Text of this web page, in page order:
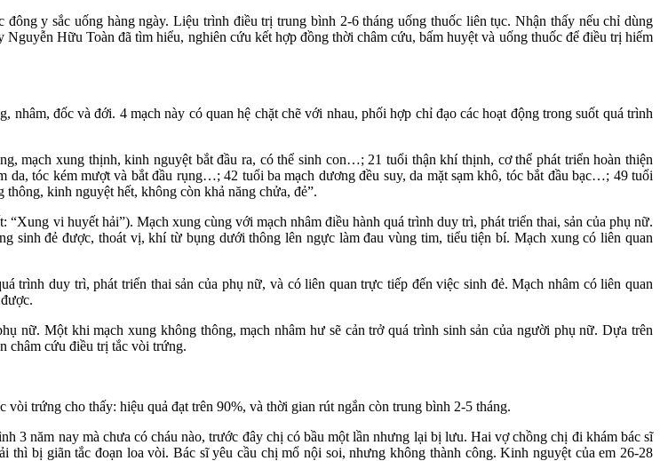
y sắc uống hàng ngày. Liệu trình điều trị trung bình 2-6 tháng uống thuốc liên tục. Nhận thấy nếu chỉ dùng
Hữu Toàn đã tìm hiểu, nghiên cứu kết hợp đồng thời châm cứu, bấm huyệt và uống thuốc để điều trị hiếm
đốc và đới. 4 mạch này có quan hệ chặt chẽ với nhau, phối hợp chỉ đạo các hoạt động trong suốt quá trình
mạch xung thịnh, kinh nguyệt bắt đầu ra, có thể sinh con…; 21 tuổi thận khí thịnh, cơ thể phát triển hoàn thiện
tóc kém mượt và bắt đầu rụng…; 42 tuổi ba mạch dương đều suy, da mặt sạm khô, tóc bắt đầu bạc…; 49 tuổi
kinh nguyệt hết, không còn khả năng chửa, đẻ”.
vi huyết hải”). Mạch xung cùng với mạch nhâm điều hành quá trình duy trì, phát triển thai, sản của phụ nữ.
sinh đẻ được, thoát vị, khí từ bụng dưới thông lên ngực làm đau vùng tim, tiểu tiện bí. Mạch xung có liên quan
trình duy trì, phát triển thai sản của phụ nữ, và có liên quan trực tiếp đến việc sinh đẻ. Mạch nhâm có liên quan
nữ. Một khi mạch xung không thông, mạch nhâm hư sẽ cản trở quá trình sinh sản của người phụ nữ. Dựa trên
châm cứu điều trị tắc vòi trứng.
trứng cho thấy: hiệu quả đạt trên 90%, và thời gian rút ngắn còn trung bình 2-5 tháng.
năm nay mà chưa có cháu nào, trước đây chị có bầu một lần nhưng lại bị lưu. Hai vợ chồng chị đi khám bác sĩ
bị giãn tắc đoạn loa vòi. Bác sĩ yêu cầu chị mổ nội soi, nhưng không thành công. Kinh nguyệt của em 26-28